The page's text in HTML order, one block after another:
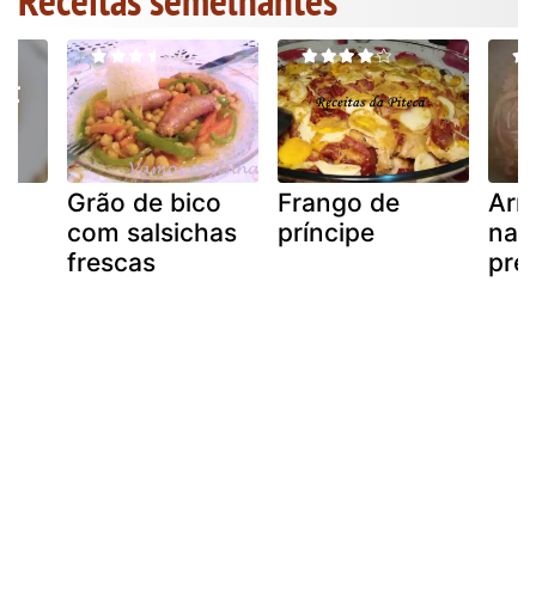
Grão de bico
com salsichas
frescas
Frango de
príncipe
na